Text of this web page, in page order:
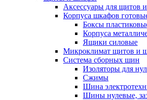
Аксессуары для щитов
Корпуса шкафов
Боксы
Корпуса
Ящики силовые
Микроклимат щитов и
Система сборных шин
Изоляторы для
Сжимы
Шина
Шины нулевые,